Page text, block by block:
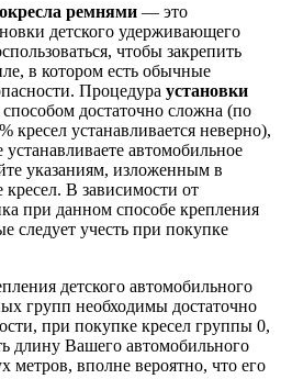
ремнями — это
детского удерживающего
чтобы закрепить
в котором есть обычные
Процедура установки
достаточно сложна (по
устанавливается неверно),
автомобильное
указаниям, изложенным в
В зависимости от
при данном способе крепления
следует учесть при покупке
детского автомобильного
групп необходимы достаточно
при покупке кресел группы 0,
длину Вашего автомобильного
метров, вполне вероятно, что его